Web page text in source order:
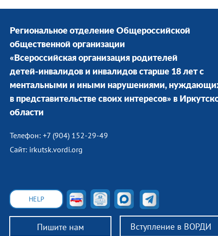
Региональное отделение Общероссийской
общественной организации
«Всероссийская организация родителей
детей-инвалидов и инвалидов старше 18 лет с
ментальными и иными нарушениями,
в представительстве своих интересов» в
области
Телефон: +7 (904) 152-29-49
Сайт: irkutsk.vordi.org
Пишите нам Вступление в ВОРДИ
HELP